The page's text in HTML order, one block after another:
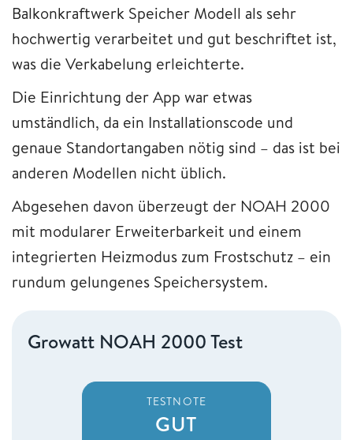
Balkonkraftwerk Speicher Modell als sehr
hochwertig verarbeitet und gut beschriftet ist,
was die Verkabelung erleichterte.
Die Einrichtung der App war etwas
umständlich, da ein Installationscode und
genaue Standortangaben nötig sind – das ist bei
anderen Modellen nicht üblich.
Abgesehen davon überzeugt der NOAH 2000
mit modularer Erweiterbarkeit und einem
integrierten Heizmodus zum Frostschutz – ein
rundum gelungenes Speichersystem.
Growatt NOAH 2000 Test
TESTNOTE
GUT